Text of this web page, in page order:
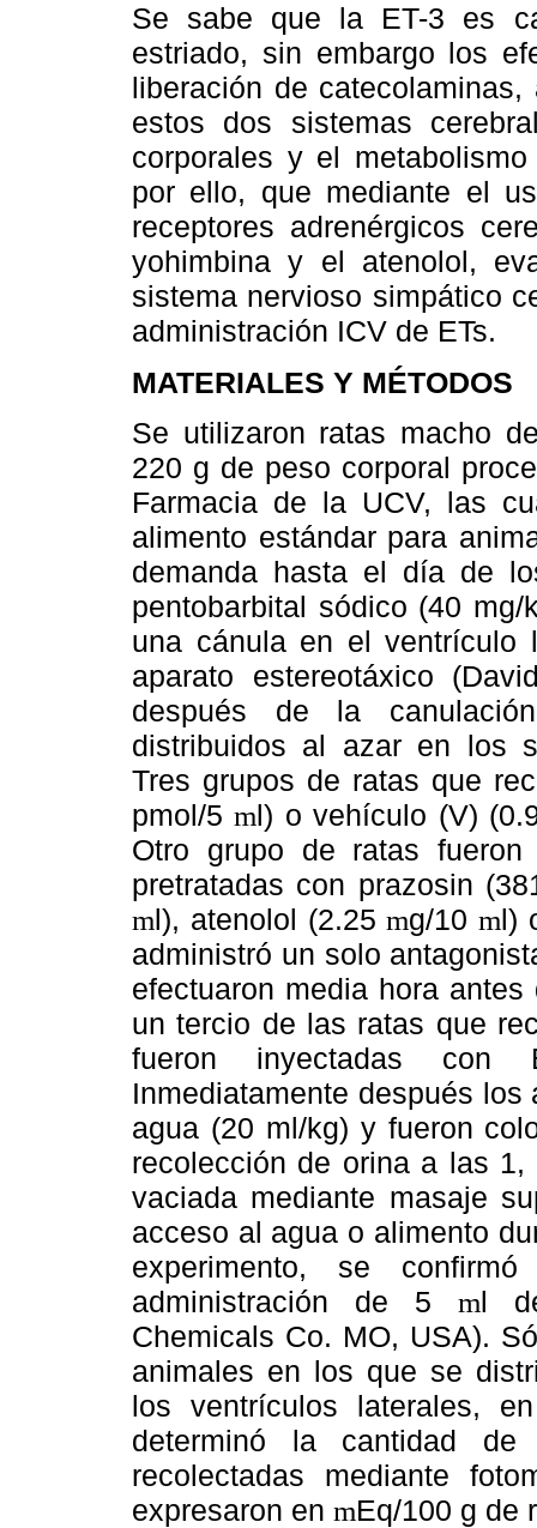
Se sabe que la ET-3 es
estriado, sin embargo los
liberación de
estos dos sistemas
corporales y el
por ello, que mediante el
receptores adrenérgicos
yohimbina y el atenolol,
sistema nervioso simpático
administración ICV de ETs.
MATERIALES Y MÉTODOS
Se utilizaron ratas macho
220 g de peso corporal
Farmacia de la UCV, las
alimento estándar para
demanda hasta el día de
pentobarbital sódico (40
una cánula en el ventrículo
aparato estereotáxico
después de la
distribuidos al azar en los
Tres grupos de ratas que
pmol/5ml) o vehículo (V)
Otro grupo de ratas
pretratadas con prazosin
ml), atenolol (2.25mg/10ml)
administró un solo
efectuaron media hora
un tercio de las ratas que
fueron inyectadas con
Inmediatamente después
agua (20 ml/kg) y fueron
recolección de orina a las
vaciada mediante masaje
acceso al agua o alimento
experimento, se
administración de 5 ml
Chemicals Co. MO, USA).
animales en los que se
los ventrículos laterales,
determinó la cantidad
recolectadas mediante
expresaron en mEq/100 g de